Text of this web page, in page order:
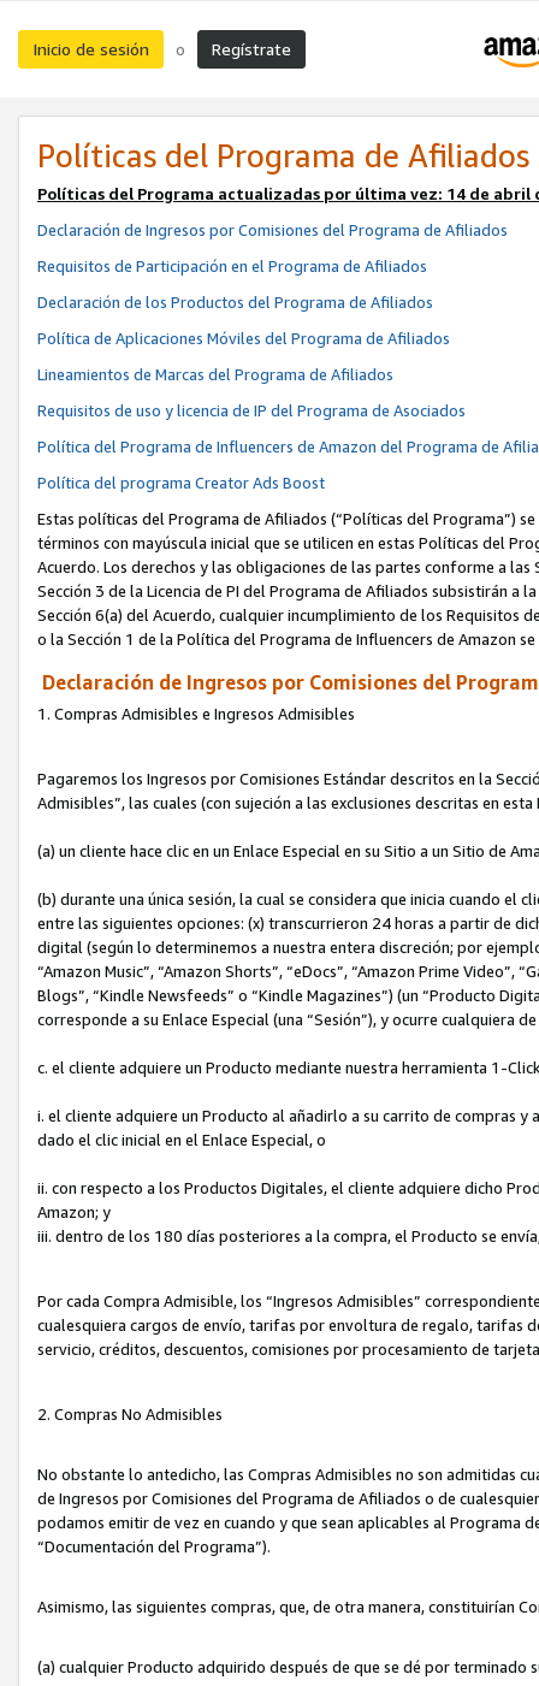
Inicio de sesión o Regístrate
Políticas del Programa de Afiliados
Políticas del Programa actualizadas por última vez: 14 de abril
Declaración de Ingresos por Comisiones del Programa de Afiliados
Requisitos de Participación en el Programa de Afiliados
Declaración de los Productos del Programa de Afiliados
Política de Aplicaciones Móviles del Programa de Afiliados
Lineamientos de Marcas del Programa de Afiliados
Requisitos de uso y licencia de IP del Programa de Asociados
Política del Programa de Influencers de Amazon del Programa de
Política del programa Creator Ads Boost
Estas políticas del Programa de Afiliados (“Políticas del Programa”)
términos con mayúscula inicial que se utilicen en estas Políticas del
Acuerdo. Los derechos y las obligaciones de las partes conforme a
Sección 3 de la Licencia de PI del Programa de Afiliados subsistirán
Sección 6(a) del Acuerdo, cualquier incumplimiento de los Requisitos
o la Sección 1 de la Política del Programa de Influencers de Amazon
Declaración de Ingresos por Comisiones del
1. Compras Admisibles e Ingresos Admisibles
Pagaremos los Ingresos por Comisiones Estándar descritos en la
Admisibles”, las cuales (con sujeción a las exclusiones descritas en
(a) un cliente hace clic en un Enlace Especial en su Sitio a un Sitio de
(b) durante una única sesión, la cual se considera que inicia cuando el
entre las siguientes opciones: (x) transcurrieron 24 horas a partir de
digital (según lo determinemos a nuestra entera discreción; por
“Amazon Music”, “Amazon Shorts”, “eDocs”, “Amazon Prime Video”,
Blogs”, “Kindle Newsfeeds” o “Kindle Magazines”) (un “Producto
corresponde a su Enlace Especial (una “Sesión”), y ocurre cualquiera
c. el cliente adquiere un Producto mediante nuestra herramienta 1-
i. el cliente adquiere un Producto al añadirlo a su carrito de compras
dado el clic inicial en el Enlace Especial, o
ii. con respecto a los Productos Digitales, el cliente adquiere dicho
Amazon; y
iii. dentro de los 180 días posteriores a la compra, el Producto se
Por cada Compra Admisible, los “Ingresos Admisibles”
cualesquiera cargos de envío, tarifas por envoltura de regalo, tarifas
servicio, créditos, descuentos, comisiones por procesamiento de
2. Compras No Admisibles
No obstante lo antedicho, las Compras Admisibles no son admitidas
de Ingresos por Comisiones del Programa de Afiliados o de
podamos emitir de vez en cuando y que sean aplicables al Programa
“Documentación del Programa”).
Asimismo, las siguientes compras, que, de otra manera, constituirían
(a) cualquier Producto adquirido después de que se dé por terminado